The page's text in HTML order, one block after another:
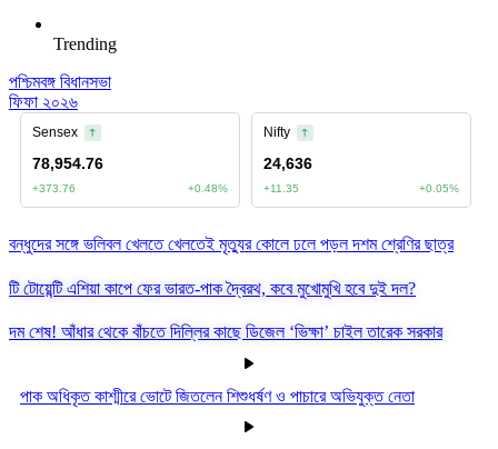
Trending
পশ্চিমবঙ্গ বিধানসভা
ফিফা ২০২৬
বন্ধুদের সঙ্গে ভলিবল খেলতে খেলতেই মৃত্যুর কোলে ঢলে পড়ল দশম শ্রেণির ছাত্র
টি টোয়েন্টি এশিয়া কাপে ফের ভারত-পাক দ্বৈরথ, কবে মুখোমুখি হবে দুই দল?
দম শেষ! আঁধার থেকে বাঁচতে দিল্লির কাছে ডিজেল ‘ভিক্ষা’ চাইল তারেক সরকার
পাক অধিকৃত কাশ্মীরে ভোটে জিতলেন শিশুধর্ষণ ও পাচারে অভিযুক্ত নেতা